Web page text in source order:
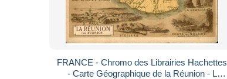
FRANCE - Chromo des Librairies Hachettes
- Carte Géographique de la Réunion - L